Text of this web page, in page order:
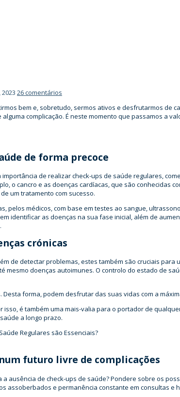
26 comentários
bem e, sobretudo, sermos ativos e desfrutarmos de
complicação. É neste momento que passamos a
de forma precoce
de realizar check-ups de saúde regulares,
o cancro e as doenças cardíacas, que são conhecidas
um tratamento com sucesso.
pelos médicos, com base em testes ao sangue,
identificar as doenças na sua fase inicial, além de
crónicas
de detectar problemas, estes também são cruciais
mesmo doenças autoimunes. O controlo do estado de
Desta forma, podem desfrutar das suas vidas com a
é também uma mais-valia para o portador de
a longo prazo.
futuro livre de complicações
ausência de check-ups de saúde? Pondere sobre os
assoberbados e permanência constante em consultas e